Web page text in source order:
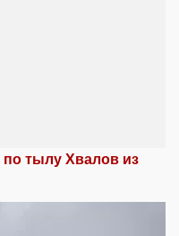
тылу Хвалов из